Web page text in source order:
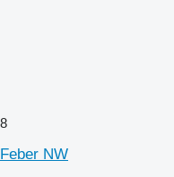
8
Feber NW